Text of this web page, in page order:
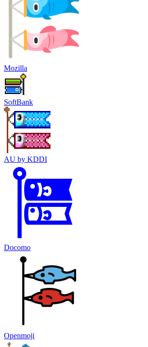
Mozilla
SoftBank
AU by KDDI
Docomo
Openmoji